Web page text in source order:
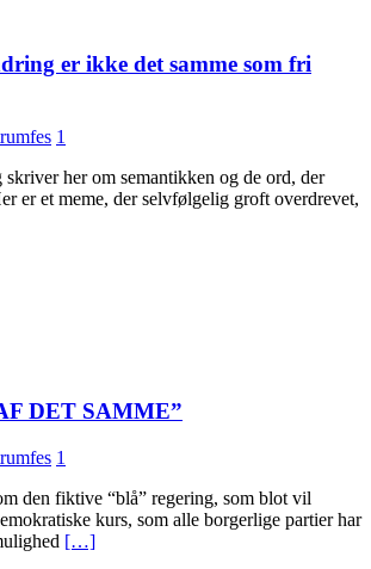
er ikke det samme som fri
1
her om semantikken og de ord, der
er et meme, der selvfølgelig groft overdrevet,
DET SAMME”
1
den fiktive “blå” regering, som blot vil
kurs, som alle borgerlige partier har
[…]